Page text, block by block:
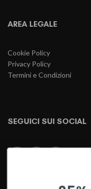
AREA LEGALE
Cookie Policy
Privacy Policy
Termini e Condizioni
SEGUICI SUI SOCIAL
PAGAMENTI